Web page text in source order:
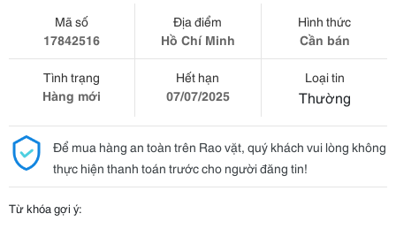
Mã số
17842516
Địa điểm
Hồ Chí Minh
Hình thức
Cần bán
Tình trạng
Hàng mới
Hết hạn
07/07/2025
Loại tin
Thường
Để mua hàng an toàn trên Rao vặt, quý khách vui lòng không
thực hiện thanh toán trước cho người đăng tin!
Từ khóa gợi ý: